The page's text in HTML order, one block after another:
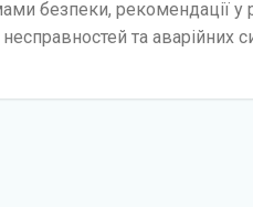
безпеки, рекомендації у
та аварійних